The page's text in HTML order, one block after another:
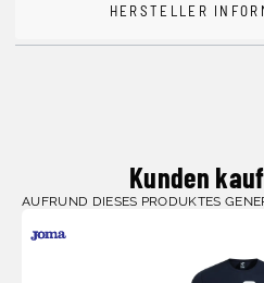
HERSTELLER
Kunden
AUFRUND DIESES PRODUKTES